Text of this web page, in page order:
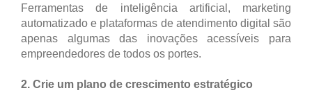
Ferramentas de inteligência artificial, marketing
automatizado e plataformas de atendimento digital são
apenas algumas das inovações acessíveis para
empreendedores de todos os portes.
2. Crie um plano de crescimento estratégico